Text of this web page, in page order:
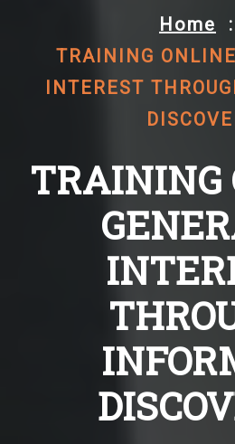
Home
TRAINING
INTEREST
TRAINING